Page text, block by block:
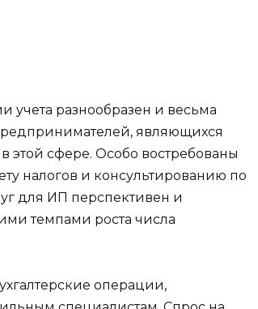
разнообразен и весьма
являющихся
сфере. Особо востребованы
налогов и консультированию по
для ИП перспективен и
темпами роста числа
операции,